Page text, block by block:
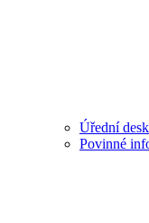
Úřední
Povinné